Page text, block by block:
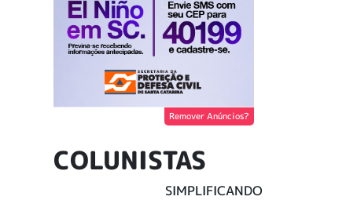
Remover Anúncios?
COLUNISTAS
SIMPLIFICANDO